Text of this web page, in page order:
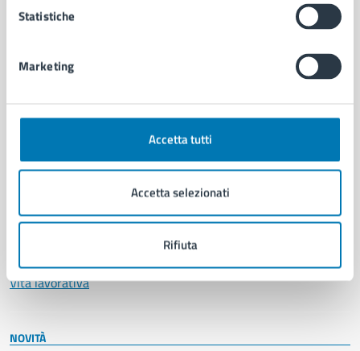
Statistiche
Marketing
Accetta tutti
Accetta selezionati
Rifiuta
Intranet, posta aziendale e protocollo
CATEGORIE DI SERVIZIO
Documenti e certificati
Educazione e formazione
Imprese e commercio
Salute, benessere e assistenza
Servizi Cimiteriali
Vita lavorativa
NOVITÀ